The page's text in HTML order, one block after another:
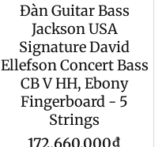
Đàn Guitar Bass
Jackson USA
Signature David
Ellefson Concert Bass
CB V HH, Ebony
Fingerboard - 5
Strings
Giá
172.660.000₫